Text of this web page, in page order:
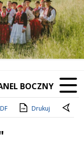
BOCZNY
Drukuj